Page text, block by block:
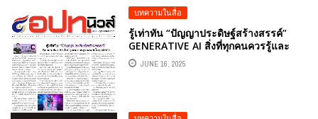
พัฒนาเทคโนโลยีและนวัตกรรมให้เท่าทัน
ต่อโลกดิจิทัลรัฐสภา
บทความในสื่อ
รู้เท่าทัน “ปัญญาประดิษฐ์สร้างสรรค์”
GENERATIVE AI สิ่งที่ทุกคนควรรู้และ
ระวังในยุคดิจิทัล บทความหนังสือพิมพ์
อปท.นิวส์ รายปักษ์ วันที่ 16-30 มิถุนายน
ออนไลน์ ผู้ทรงคุณวุฒิและผู้เชี่ยวชาญ
JUNE 16, 2025